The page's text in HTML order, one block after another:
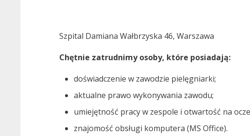
Szpital Damiana Wałbrzyska 46, Warszawa
Chętnie zatrudnimy osoby, które posiadają:
doświadczenie w zawodzie pielęgniarki;
aktualne prawo wykonywania zawodu;
umiejętność pracy w zespole i otwartość na
znajomość obsługi komputera (MS Office).